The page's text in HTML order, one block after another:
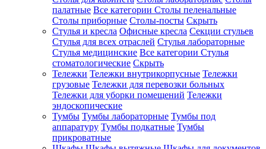
палатные Все категории Столы пеленальные
Столы приборные Столы-посты Скрыть
Стулья и кресла Офисные кресла Секции стульев
Стулья для всех отраслей Стулья лабораторные
Стулья медицинские Все категории Стулья
стоматологические Скрыть
Тележки Тележки внутрикорпусные Тележки
грузовые Тележки для перевозки больных
Тележки для уборки помещений Тележки
эндоскопические
Тумбы Тумбы лабораторные Тумбы под
аппаратуру Тумбы подкатные Тумбы
прикроватные